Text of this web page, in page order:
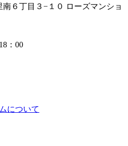
６丁目３−１０ ローズマンショ
：00
について